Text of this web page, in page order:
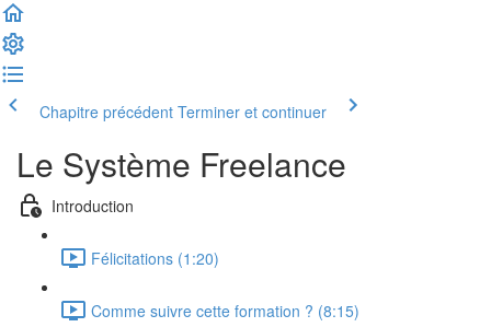
Chapitre précédent Terminer et continuer
Le Système Freelance
Introduction
Félicitations (1:20)
Comme suivre cette formation ? (8:15)